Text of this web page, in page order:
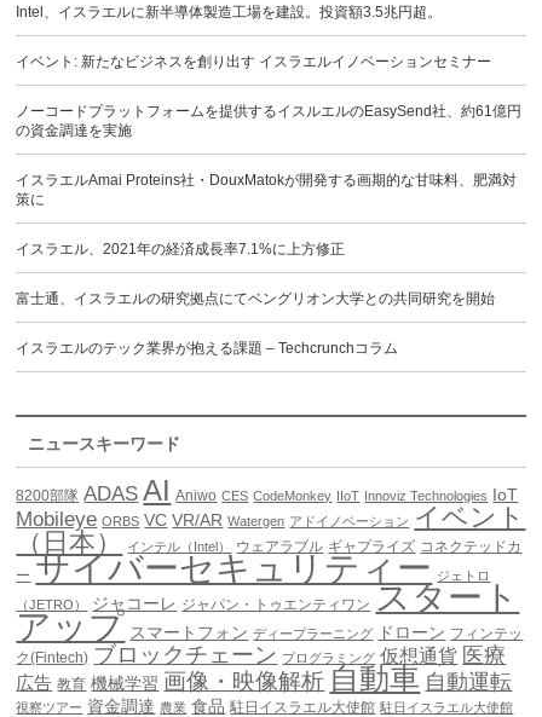
Intel、イスラエルに新半導体製造工場を建設。投資額3.5兆円超。
イベント: 新たなビジネスを創り出す イスラエルイノベーションセミナー
ノーコードプラットフォームを提供するイスルエルのEasySend社、約61億円
の資金調達を実施
イスラエルAmai Proteins社・DouxMatokが開発する画期的な甘味料、肥満対
策に
イスラエル、2021年の経済成長率7.1%に上方修正
富士通、イスラエルの研究拠点にてベングリオン大学との共同研究を開始
イスラエルのテック業界が抱える課題 – Techcrunchコラム
ニュースキーワード
8200部隊 ADAS AI Aniwo CES CodeMonkey IIoT Innoviz Technologies IoT
Mobileye ORBS VC VR/AR Watergen アドイノベーション イベント
（日本）
インテル（Intel） ウェアラブル ギャプライズ コネクテッドカ
ー サイバーセキュリティー ジェトロ
（JETRO）
ジャコーレ ジャパン・トゥエンティワン スタート
アップ スマートフォン ディープラーニング ドローン フィンテッ
ク(Fintech) ブロックチェーン プログラミング 仮想通貨 医療
広告 教育 機械学習 画像・映像解析 自動車 自動運転
視察ツアー 資金調達 農業 食品 駐日イスラエル大使館 駐日イスラエル大使館